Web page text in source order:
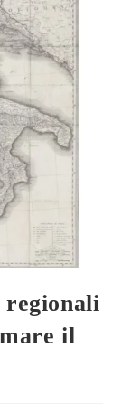
regionali
il